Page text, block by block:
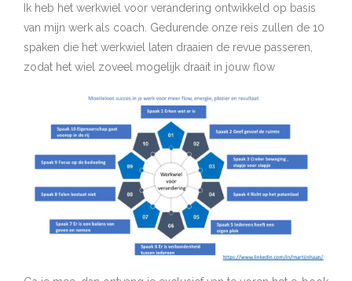
Ik heb het werkwiel voor verandering ontwikkeld op basis
van mijn werk als coach. Gedurende onze reis zullen de 10
spaken die het werkwiel laten draaien de revue passeren,
zodat het wiel zoveel mogelijk draait in jouw flow